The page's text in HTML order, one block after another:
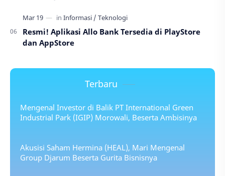
Resmi! Aplikasi Allo Bank Tersedia di PlayStore
dan AppStore
Terbaru
Mengenal Investor di Balik PT International Green
Industrial Park (IGIP) Morowali, Beserta Ambisinya
Akusisi Saham Hermina (HEAL), Mari Mengenal
Group Djarum Beserta Gurita Bisnisnya